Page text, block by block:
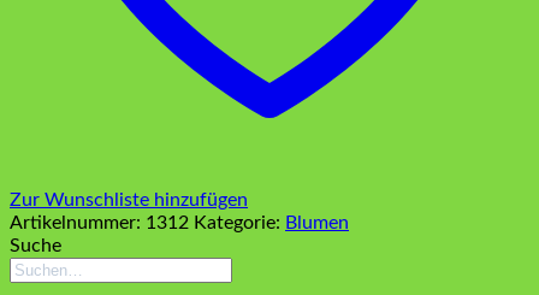
Zur Wunschliste hinzufügen
Artikelnummer: 1312 Kategorie: Blumen
Suche
Suchen